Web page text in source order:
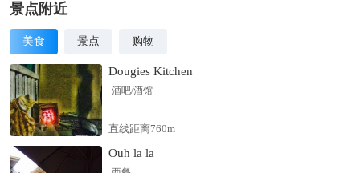
景点附近
美食 景点 购物
Dougies Kitchen
酒吧/酒馆
直线距离760m
Ouh la la